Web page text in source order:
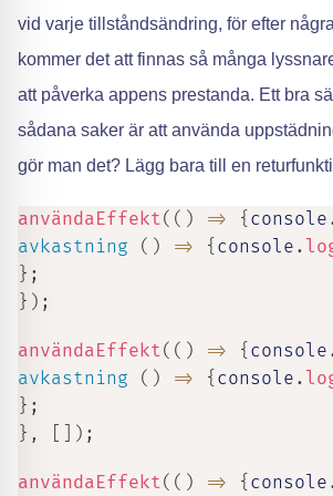
vid varje tillståndsändring, för efter
kommer det att finnas så många
att påverka appens prestanda. Ett bra
sådana saker är att använda
gör man det? Lägg bara till en
användaEffekt( ( ) => { console
avkastning
( ) => { console .
} ;
} ) ;
användaEffekt( ( ) => { console
avkastning
( ) => { console .
} ;
} , ) ;
användaEffekt( ( ) => { console